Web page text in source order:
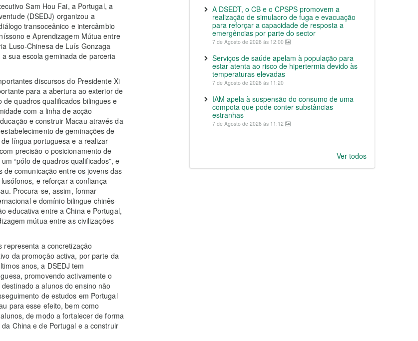
Sam Hou Fai, a Portugal, a
(DSEDJ) organizou a
transoceânico e intercâmbio
e Aprendizagem Mútua entre
Luso-Chinesa de Luís Gonzaga
sua escola geminada de parceria
discursos do Presidente Xi
para a abertura ao exterior de
quadros qualificados bilingues e
com a linha de acção
e construir Macau através da
de geminações de
língua portuguesa e a realizar
precisão o posicionamento de
“pólo de quadros qualificados”, e
comunicação entre os jovens das
e reforçar a confiança
Procura-se, assim, formar
e domínio bilingue chinês-
educativa entre a China e Portugal,
mútua entre as civilizações
representa a concretização
da promoção activa, por parte da
anos, a DSEDJ tem
promovendo activamente o
a alunos do ensino não
de estudos em Portugal
para esse efeito, bem como
de modo a fortalecer de forma
China e de Portugal e a construir
A DSEDT, o CB e o CPSPS promovem a
realização de simulacro de fuga e evacuação
para reforçar a capacidade de resposta a
emergências por parte do sector
7 de Agosto de 2026 às 12:00
Serviços de saúde apelam à população para
estar atenta ao risco de hipertermia devido às
temperaturas elevadas
7 de Agosto de 2026 às 11:20
IAM apela à suspensão do consumo de uma
compota que pode conter substâncias
estranhas
7 de Agosto de 2026 às 11:12
Ver todos